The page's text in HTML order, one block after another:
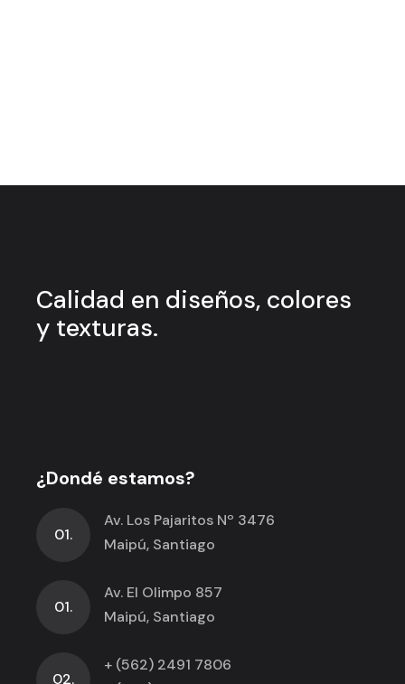
Calidad en diseños, colores
y texturas.
¿Dondé estamos?
01.
Av. Los Pajaritos Nº 3476
Maipú, Santiago
01.
Av. El Olimpo 857
Maipú, Santiago
02.
+ (562) 2491 7806